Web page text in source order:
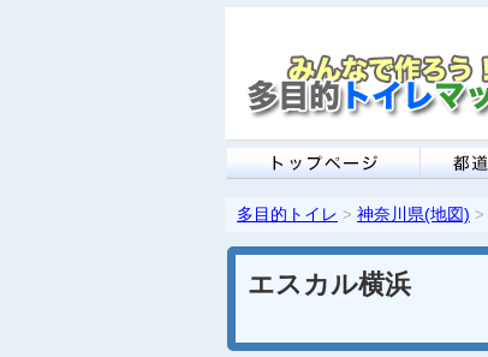
多目的トイレ > 神奈川県(地図) >
エスカル横浜